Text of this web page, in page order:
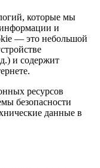
которые мы
информации и
— это небольшой
и содержит
ресурсов
безопасности
данные в